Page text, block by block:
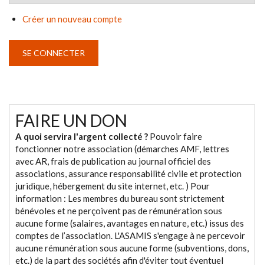
Créer un nouveau compte
FAIRE UN DON
A quoi servira l'argent collecté ? Pouvoir faire
fonctionner notre association (démarches AMF, lettres
avec AR, frais de publication au journal officiel des
associations, assurance responsabilité civile et protection
juridique, hébergement du site internet, etc. ) Pour
information : Les membres du bureau sont strictement
bénévoles et ne perçoivent pas de rémunération sous
aucune forme (salaires, avantages en nature, etc.) issus des
comptes de l’association. L'ASAMIS s'engage à ne percevoir
aucune rémunération sous aucune forme (subventions, dons,
etc.) de la part des sociétés afin d'éviter tout éventuel